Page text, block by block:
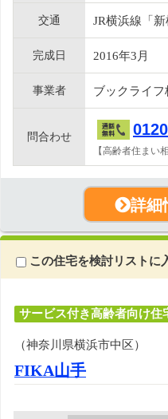
交通 JR横浜線「
完成日 2016年3月
事業者 ブックライフ
問合わせ
【高齢者住まい
詳細
この住宅を検討リストに
サービス付き高齢者向け住
（神奈川県横浜市中区）
FIKA山手